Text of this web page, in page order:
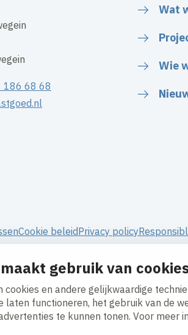
gebruik van
cookies en andere gelijkwaardige
laten functioneren, het gebruik van de
te kunnen tonen. Voor meer
186 68 68
Wat
Wie
Cookie beleidPrivacy policy